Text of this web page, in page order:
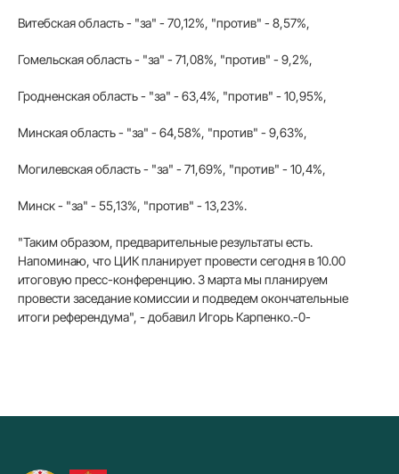
Витебская область - "за" - 70,12%, "против" - 8,57%,
Гомельская область - "за" - 71,08%, "против" - 9,2%,
Гродненская область - "за" - 63,4%, "против" - 10,95%,
Минская область - "за" - 64,58%, "против" - 9,63%,
Могилевская область - "за" - 71,69%, "против" - 10,4%,
Минск - "за" - 55,13%, "против" - 13,23%.
"Таким образом, предварительные результаты есть.
Напоминаю, что ЦИК планирует провести сегодня в 10.00
итоговую пресс-конференцию. 3 марта мы планируем
провести заседание комиссии и подведем окончательные
итоги референдума", - добавил Игорь Карпенко.-0-